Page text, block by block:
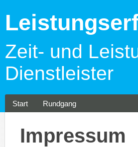
Zeit- und
Dienstleister
Start Rundgang
Impressum